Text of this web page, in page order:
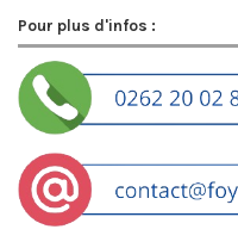
Pour plus d'infos :